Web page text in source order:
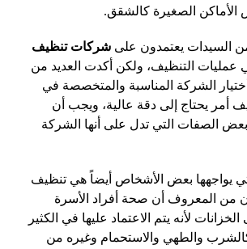
الصغيرة كالشقق.
من السيدات يعتمدون علىشركات تنظيف
التنظيف، ولكن أكدت العديد من
الشركة المناسبة والمتخصصة في
أمر يحتاج إلى دقة عالية، ويجب أن
الصفات التي تدل على أنها الشركة
يواجهها بعض الأشخاص أيضاً هي تنظيف
من المعروف أن صحة أفراد الأسرة
لأنه يتم الاعتماد عليها في الكثير
والطهي والاستحمام وغيره من